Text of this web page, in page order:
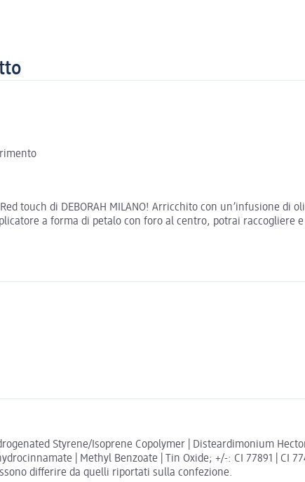
touch di DEBORAH MILANO! Arricchito con un’infusione
a forma di petalo con foro al centro, potrai
Styrene/Isoprene Copolymer | Disteardimonium
| Methyl Benzoate | Tin Oxide; +/-: CI 77891 | CI
differire da quelli riportati sulla confezione.